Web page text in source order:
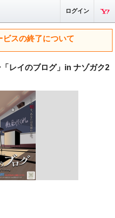
ログイン
ビスの終了について
レイのブログ」in ナゾガク2